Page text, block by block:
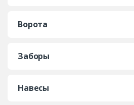
Ворота
Заборы
Навесы